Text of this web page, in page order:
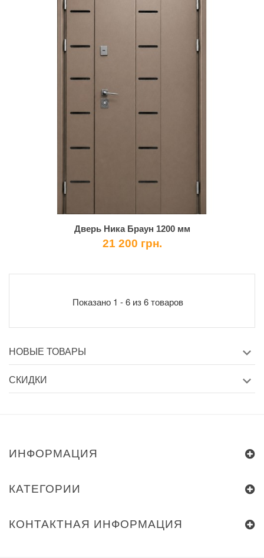
Дверь Ника Браун 1200 мм
21 200 грн.
Показано 1 - 6 из 6 товаров
НОВЫЕ ТОВАРЫ
СКИДКИ
ИНФОРМАЦИЯ
КАТЕГОРИИ
КОНТАКТНАЯ ИНФОРМАЦИЯ